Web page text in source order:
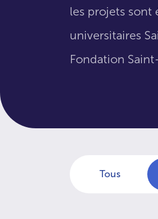
les projets sont
universitaires
Fondation
Tous